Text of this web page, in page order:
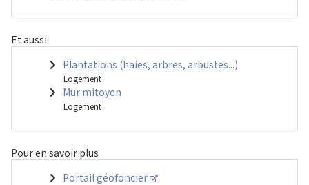
Et aussi
Plantations (haies, arbres, arbustes...)
Logement
Mur mitoyen
Logement
Pour en savoir plus
Portail géofoncier